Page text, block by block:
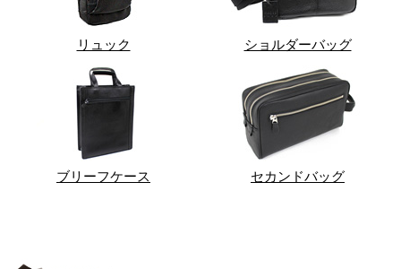
リュック ショルダーバッグ
ブリーフケース セカンドバッグ